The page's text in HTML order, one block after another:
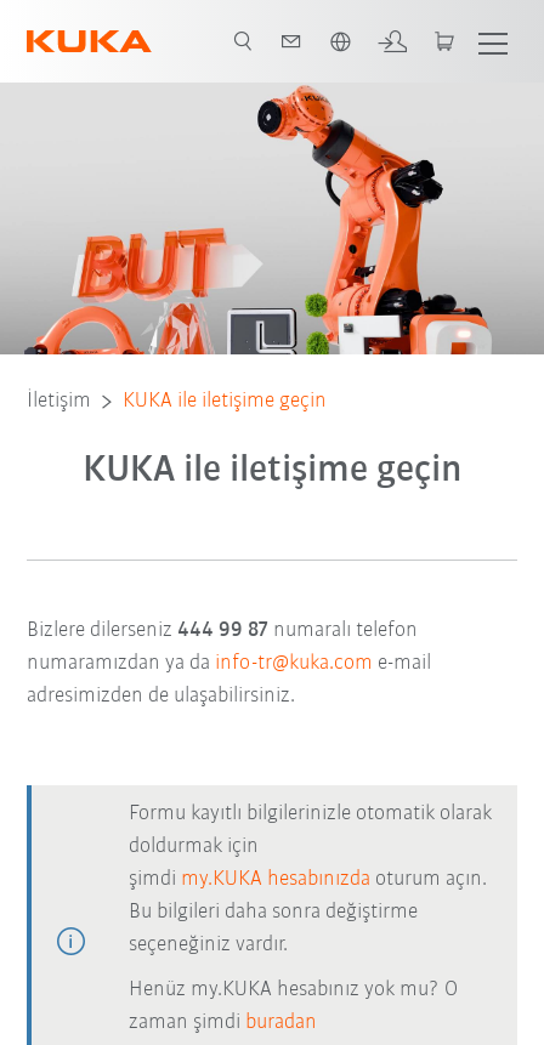
İletişim KUKA ile iletişime geçin
KUKA ile iletişime geçin
Bizlere dilerseniz 444 99 87 numaralı telefon
numaramızdan ya da info-tr@kuka.com e-mail
adresimizden de ulaşabilirsiniz.
Formu kayıtlı bilgilerinizle otomatik olarak
doldurmak için
şimdi my.KUKA hesabınızda oturum açın.
Bu bilgileri daha sonra değiştirme
seçeneğiniz vardır.
Henüz my.KUKA hesabınız yok mu? O
zaman şimdi buradan